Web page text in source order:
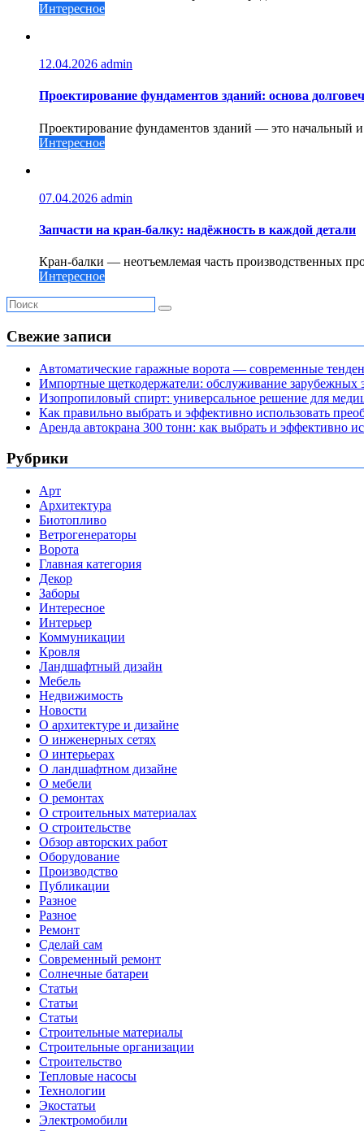
Интересное
12.04.2026 admin
Проектирование фундаментов зданий: основа
Проектирование фундаментов зданий — это начальный и
Интересное
07.04.2026 admin
Запчасти на кран-балку: надёжность в каждой детали
Кран-балки — неотъемлемая часть производственных
Интересное
Свежие записи
Автоматические гаражные ворота — современные
Импортные щеткодержатели: обслуживание зарубежных
Изопропиловый спирт: универсальное решение для
Как правильно выбрать и эффективно использовать
Аренда автокрана 300 тонн: как выбрать и эффективно
Рубрики
Арт
Архитектура
Биотопливо
Ветрогенераторы
Ворота
Главная категория
Декор
Заборы
Интересное
Интерьер
Коммуникации
Кровля
Ландшафтный дизайн
Мебель
Недвижимость
Новости
О архитектуре и дизайне
О инженерных сетях
О интерьерах
О ландшафтном дизайне
О мебели
О ремонтах
О строительных материалах
О строительстве
Обзор авторских работ
Оборудование
Производство
Публикации
Разное
Разное
Ремонт
Сделай сам
Современный ремонт
Солнечные батареи
Статьи
Статьи
Статьи
Строительные материалы
Строительные организации
Строительство
Тепловые насосы
Технологии
Экостатьи
Электромобили